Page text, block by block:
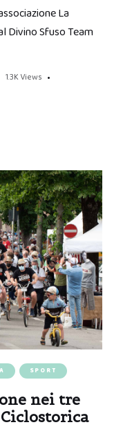
La
Divino Sfuso Team
1.3K Views
SPORT
nei tre